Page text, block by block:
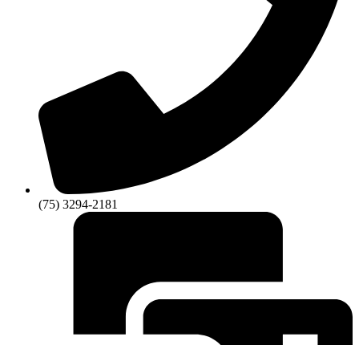
(75) 3294-2181